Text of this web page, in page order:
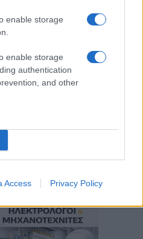
enable storage
enable storage
authentication
and other
Access Privacy Policy